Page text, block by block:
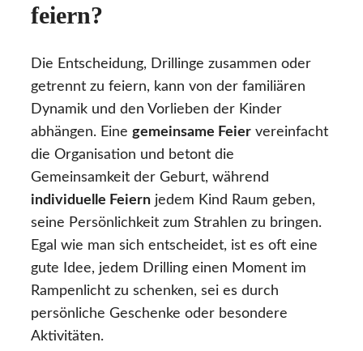
feiern?
Die Entscheidung, Drillinge zusammen oder
getrennt zu feiern, kann von der familiären
Dynamik und den Vorlieben der Kinder
abhängen. Eine gemeinsame Feier vereinfacht
die Organisation und betont die
Gemeinsamkeit der Geburt, während
individuelle Feiern jedem Kind Raum geben,
seine Persönlichkeit zum Strahlen zu bringen.
Egal wie man sich entscheidet, ist es oft eine
gute Idee, jedem Drilling einen Moment im
Rampenlicht zu schenken, sei es durch
persönliche Geschenke oder besondere
Aktivitäten.